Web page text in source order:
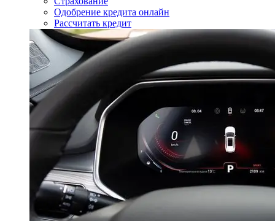
Одобрение кредита онлайн
Рассчитать кредит